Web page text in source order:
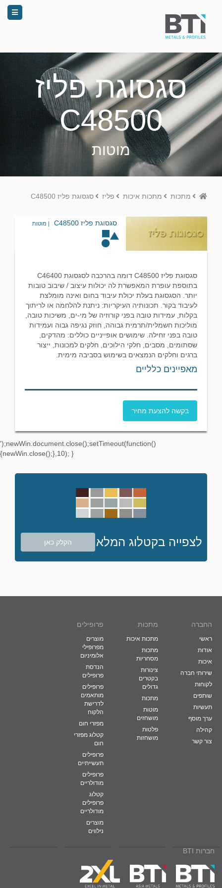
סגסוגת פליז
C48500
מוטות
Homeמתכות מתכות איכות פליז סגסוגת פליז C48500
סגסוגת פליז C48500 | מוטות
סגסוגת פליז C48500 דומה בהרכבה לסגסוגת C46400
בתוספת עופרת המאפשרת לה יכולות עיצוב / שיבוב טובות
יותר. הסגסוגת בעלת יכולת עיבוד בחום ואינה מומלצת
לעיבוד בקור. תכונותיה העיקריות: ניתנת להלחמה או לריתוך
בקלות, עמידות טובה בפני קורוזיה של מי-ים, משיכות טובה,
מוליכות חשמלית/תרמית גבוהה, חוזק נגיפה גבוה ועמידות
טובה בפני זחילה. שימושים אופייניים כוללים: מהדקים,
שסתומים, מסבים, חלקי הילוכים, חלקים למכונות, ייצור
ברגים וחלקים הנמצאים בשימוש בסביבה מימית.
מאפיינים כלליים
בקשה להצעת מחיר
');newWin.document.close();setTimeout(function()
{newWin.close();},10); }
לצפייה בקטלוג המלא הקלק כאן
החברה
ראשי
אודות
איכות
שירותי חברה
לקוחות
שותפים
תעשיות
ערך מוסף
קהילה
צור קשר
מתכות
מתכות איכות
מתכות
מסחריות
צינורות
בקטרים
גדולים
מתכות
מוטות
מושחזים
פלטות
מושחזות
פרופילים
מוצרים
מפרופילי
אלומיניום
הנדסת
פרופילים
פרופילים
מותאמים
לדרישת
הלקוח
מפזרי חום
קטלוג מפזרי
חום
פרופילים
תעשייתיים
פרופילים
מודולריים
קטלוג
פרופילים
מודולריים
מוצרים
נילווים
חברות BTI